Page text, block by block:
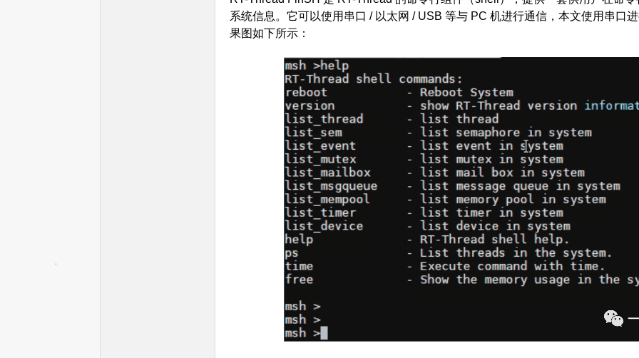
系统信息。它可以使用串口 / 以太网 / USB 等与 PC 机进行通信，本文使用串口
果图如下所示：